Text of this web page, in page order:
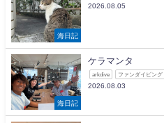
海日記
2026.08.05
海日記
ケラマンタ
arkdive ファンダイビング
2026.08.03